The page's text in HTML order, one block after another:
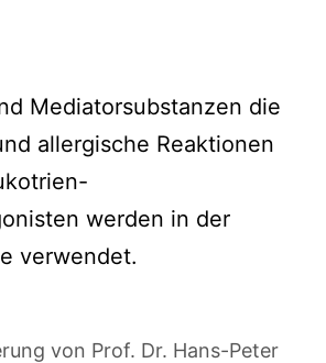
Mediatorsubstanzen die
allergische Reaktionen
werden in der
verwendet.
von Prof. Dr. Hans-Peter